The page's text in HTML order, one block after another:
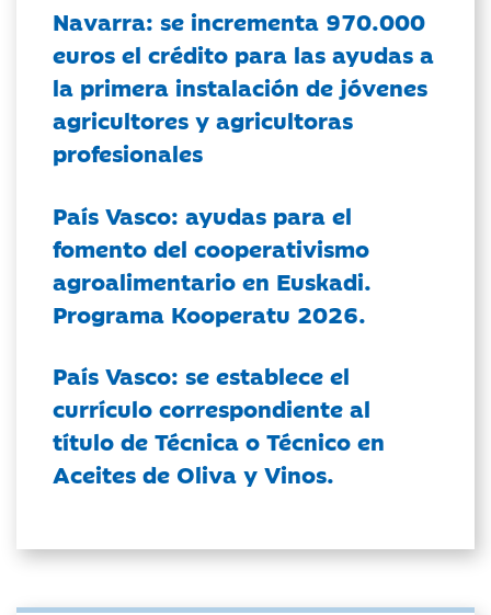
Navarra: se incrementa 970.000
euros el crédito para las ayudas a
la primera instalación de jóvenes
agricultores y agricultoras
profesionales
País Vasco: ayudas para el
fomento del cooperativismo
agroalimentario en Euskadi.
Programa Kooperatu 2026.
País Vasco: se establece el
currículo correspondiente al
título de Técnica o Técnico en
Aceites de Oliva y Vinos.